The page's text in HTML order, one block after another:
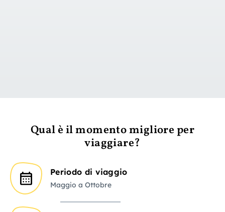
Qual è il momento migliore per
viaggiare?
Periodo di viaggio
Maggio a Ottobre